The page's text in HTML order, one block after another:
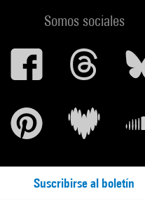
Somos sociales
Suscribirse al boletín